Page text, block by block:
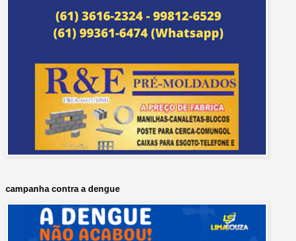
campanha contra a dengue